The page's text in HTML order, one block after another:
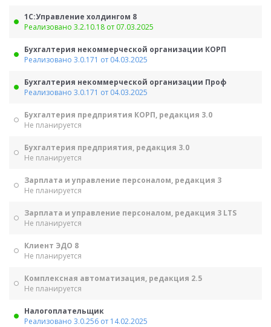
1С:Управление холдингом 8
Реализовано 3.2.10.18 от 07.03.2025
Бухгалтерия некоммерческой организации КОРП
Реализовано 3.0.171 от 04.03.2025
Бухгалтерия некоммерческой организации Проф
Реализовано 3.0.171 от 04.03.2025
Бухгалтерия предприятия КОРП, редакция 3.0
Не планируется
Бухгалтерия предприятия, редакция 3.0
Не планируется
Зарплата и управление персоналом, редакция 3
Не планируется
Зарплата и управление персоналом, редакция 3 LTS
Не планируется
Клиент ЭДО 8
Не планируется
Комплексная автоматизация, редакция 2.5
Не планируется
Налогоплательщик
Реализовано 3.0.256 от 14.02.2025